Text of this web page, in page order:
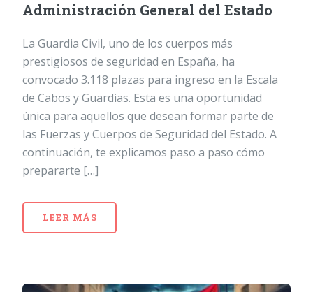
Administración General del Estado
La Guardia Civil, uno de los cuerpos más
prestigiosos de seguridad en España, ha
convocado 3.118 plazas para ingreso en la Escala
de Cabos y Guardias. Esta es una oportunidad
única para aquellos que desean formar parte de
las Fuerzas y Cuerpos de Seguridad del Estado. A
continuación, te explicamos paso a paso cómo
prepararte […]
LEER MÁS